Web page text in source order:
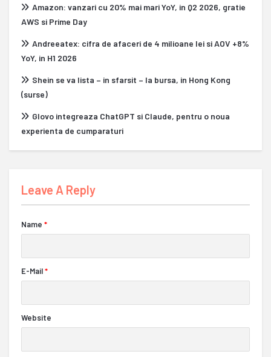
Amazon: vanzari cu 20% mai mari YoY, in Q2 2026, gratie
AWS si Prime Day
Andreeatex: cifra de afaceri de 4 milioane lei si AOV +8%
YoY, in H1 2026
Shein se va lista – in sfarsit – la bursa, in Hong Kong
(surse)
Glovo integreaza ChatGPT si Claude, pentru o noua
experienta de cumparaturi
Leave A Reply
Name *
E-Mail*
Website